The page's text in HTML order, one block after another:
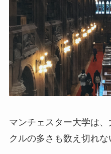
マンチェスター大学は
クルの多さも数え切れな